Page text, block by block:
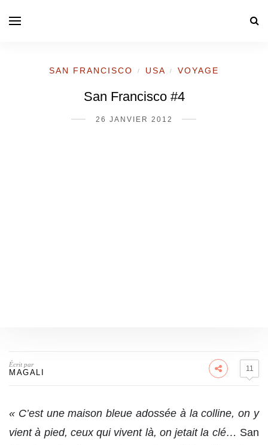
SAN FRANCISCO / USA / VOYAGE
San Francisco #4
26 JANVIER 2012
Écrit par
MAGALI 11
« C’est une maison bleue adossée à la colline, on y
vient à pied, ceux qui vivent là, on jetait la clé… San